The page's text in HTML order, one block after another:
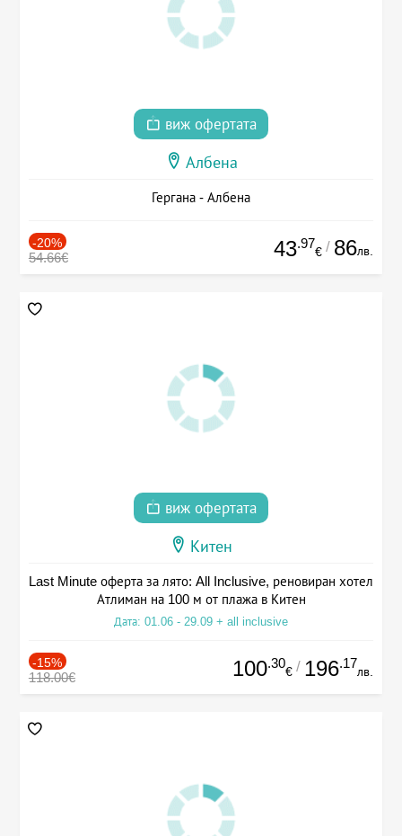
виж офертата
Албена
Гергана - Албена
-20%
54.66€ 43.97
€ / 86лв.
виж офертата
Китен
Last Minute оферта за лято: All Inclusive, реновиран хотел
Атлиман на 100 м от плажа в Китен
Дата: 01.06 - 29.09 + all inclusive
-15%
118.00€ 100.30
€ / 196.17
лв.